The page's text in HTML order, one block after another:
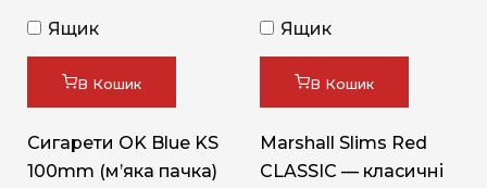
Ящик
В Кошик
Сигарети OK Blue KS
100mm (м’яка пачка)
Ящик
В Кошик
Marshall Slims Red
CLASSIC — класичні